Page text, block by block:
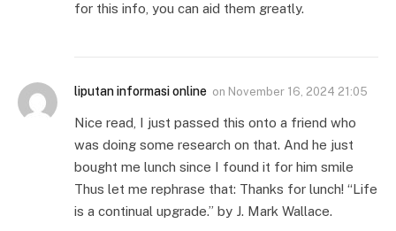
for this info, you can aid them greatly.
liputan informasi online on November 16, 2024 21:05
Nice read, I just passed this onto a friend who
was doing some research on that. And he just
bought me lunch since I found it for him smile
Thus let me rephrase that: Thanks for lunch! “Life
is a continual upgrade.” by J. Mark Wallace.